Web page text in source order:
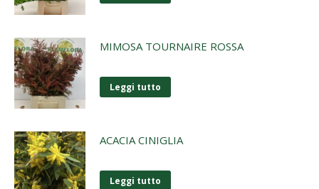
MIMOSA TOURNAIRE ROSSA
Leggi tutto
ACACIA CINIGLIA
Leggi tutto